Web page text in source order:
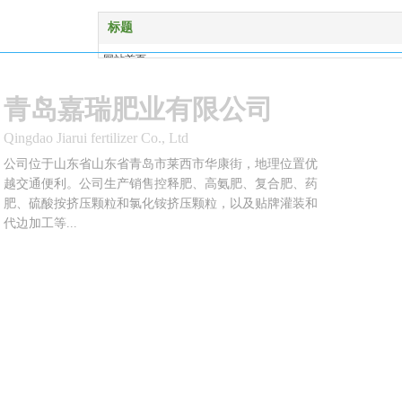
标题
网站首页
关于我们
新闻资讯
在线留言
联系我们
青岛嘉瑞肥业有限公司
Qingdao Jiarui fertilizer Co., Ltd
公司位于山东省山东省青岛市莱西市华康街，地理位置优
越交通便利。公司生产销售控释肥、高氨肥、复合肥、药
肥、硫酸按挤压颗粒和氯化铵挤压颗粒，以及贴牌灌装和
代边加工等...